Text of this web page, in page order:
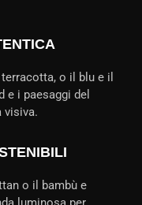
o il blu e il
e i paesaggi del
visiva.
o il bambù e